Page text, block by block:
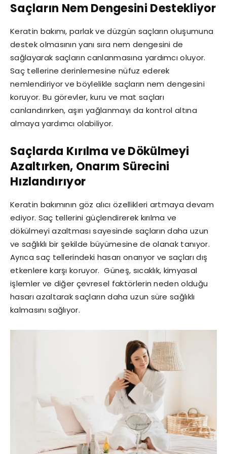
Saçların Nem Dengesini Destekliyor
Keratin bakımı, parlak ve düzgün saçların oluşumuna
destek olmasının yanı sıra nem dengesini de
sağlayarak saçların canlanmasına yardımcı oluyor.
Saç tellerine derinlemesine nüfuz ederek
nemlendiriyor ve böylelikle saçların nem dengesini
koruyor. Bu görevler, kuru ve mat saçları
canlandırırken, aşırı yağlanmayı da kontrol altına
almaya yardımcı olabiliyor.
Saçlarda Kırılma ve Dökülmeyi
Azaltırken, Onarım Sürecini
Hızlandırıyor
Keratin bakımının göz alıcı özellikleri artmaya devam
ediyor. Saç tellerini güçlendirerek kırılma ve
dökülmeyi azaltması sayesinde saçların daha uzun
ve sağlıklı bir şekilde büyümesine de olanak tanıyor.
Ayrıca saç tellerindeki hasarı onarıyor ve saçları dış
etkenlere karşı koruyor. Güneş, sıcaklık, kimyasal
işlemler ve diğer çevresel faktörlerin neden olduğu
hasarı azaltarak saçların daha uzun süre sağlıklı
kalmasını sağlıyor.